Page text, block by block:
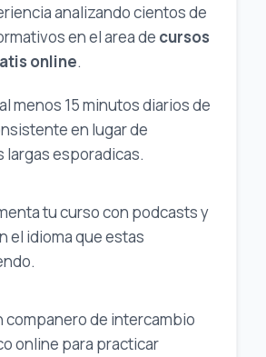
analizando cientos de
en el area de cursos
online.
menos 15 minutos diarios de
en lugar de
largas esporadicas.
tu curso con podcasts y
el idioma que estas
companero de intercambio
online para practicar